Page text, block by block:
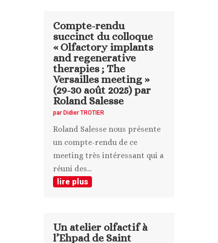
Compte-rendu
succinct du colloque
« Olfactory implants
and regenerative
therapies ; The
Versailles meeting »
(29-30 août 2025) par
Roland Salesse
par Didier TROTIER
Roland Salesse nous présente
un compte-rendu de ce
meeting très intéressant qui a
réuni des...
lire plus
Un atelier olfactif à
l’Ehpad de Saint